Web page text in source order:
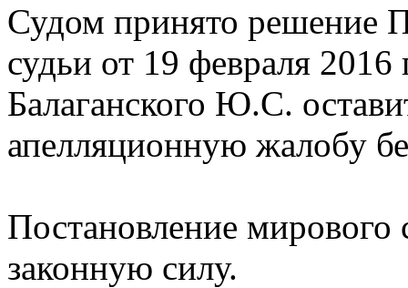
Судом принято решение
судьи от 19 февраля
Балаганского Ю.С.
апелляционную жалобу
Постановление мирового
законную силу.